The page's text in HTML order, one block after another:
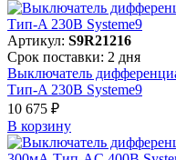
Артикул: S9R21216
Срок поставки: 2 дня
Выключатель
Тип-A 230В Systeme9
10 675 ₽
В корзинy